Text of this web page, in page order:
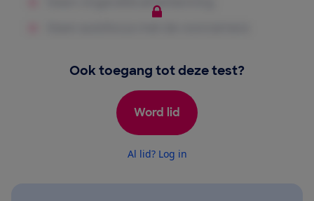
Ook toegang tot deze test?
Word lid
Al lid? Log in